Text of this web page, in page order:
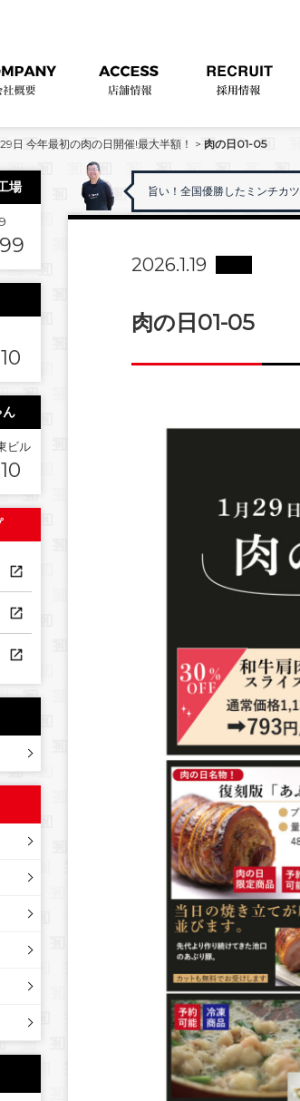
日 今年最初の肉の日開催!最大半額！ > 肉の日01-05
旨い！全国優勝したミンチカツ
2026.1.19
肉の日01-05
場
ん
ビル